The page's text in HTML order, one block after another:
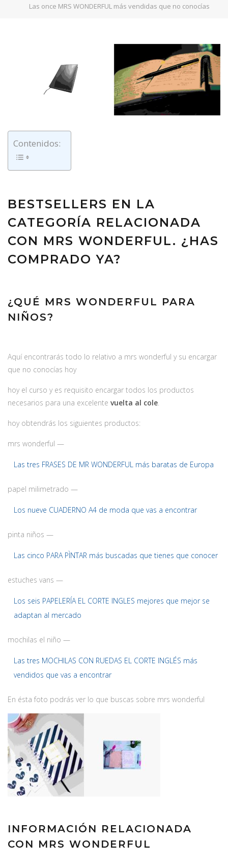
Las once MRS WONDERFUL más vendidas que no conocías
Contenidos:
BESTSELLERS EN LA
CATEGORÍA RELACIONADA
CON MRS WONDERFUL. ¿HAS
COMPRADO YA?
¿QUÉ MRS WONDERFUL PARA
NIÑOS?
Aquí encontrarás todo lo relativo a mrs wonderful y su encargar
que no conocías hoy
hoy el curso y es requisito encargar todos los productos
necesarios para una excelente vuelta al cole.
hoy obtendrás los siguientes productos:
mrs wonderful —
Las tres FRASES DE MR WONDERFUL más baratas de Europa
papel milimetrado —
Los nueve CUADERNO A4 de moda que vas a encontrar
pinta niños —
Las cinco PARA PÌNTAR más buscadas que tienes que conocer
estuches vans —
Los seis PAPELERÍA EL CORTE INGLES mejores que mejor se
adaptan al mercado
mochilas el niño —
Las tres MOCHILAS CON RUEDAS EL CORTE INGLÉS más
vendidos que vas a encontrar
En ésta foto podrás ver lo que buscas sobre mrs wonderful
INFORMACIÓN RELACIONADA
CON MRS WONDERFUL